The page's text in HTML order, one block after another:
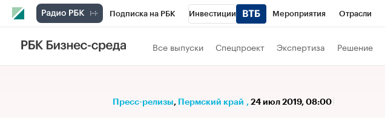
Подписка на РБК Инвестиции Мероприятия Отрасли
Телеканал Все выпуски Спецпроект Экспертиза Решение
Пресс-релизы⁠, Пермский край , 24 июл 2019, 08:00